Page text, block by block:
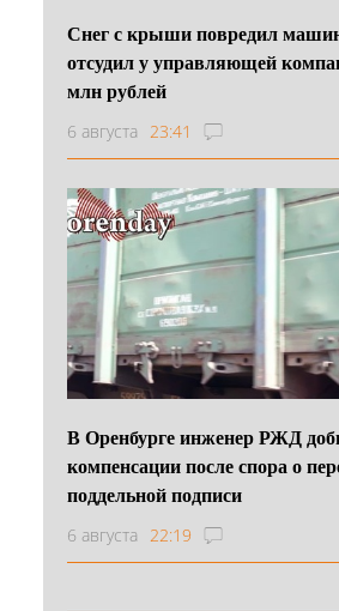
Снег с крыши повредил
отсудил у управляющей
млн рублей
6 августа 23:41
В Оренбурге инженер РЖД
компенсации после спора о
поддельной подписи
6 августа 22:19